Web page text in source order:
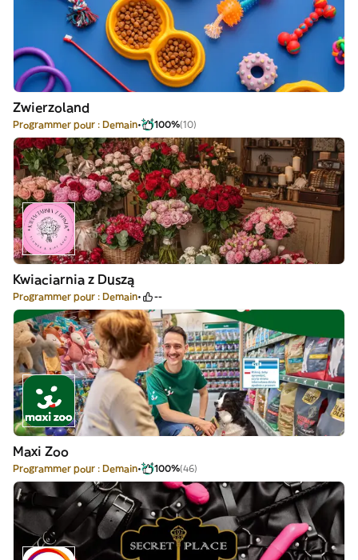
Zwierzoland
Programmer pour : Demain 100%(10)
Kwiaciarnia z Duszą
Programmer pour : Demain --
Maxi Zoo
Programmer pour : Demain 100%(46)